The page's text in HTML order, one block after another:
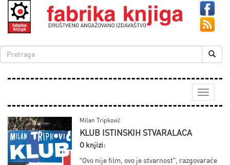
Toggle
Milan Tripković
KLUB ISTINSKIH STVARALACA
O knjizi:
“Ovo nije film, ovo je stvarnost”, razgovaraće